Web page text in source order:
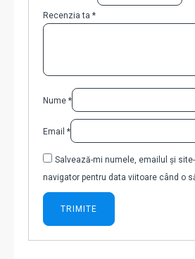
Recenzia ta *
Nume *
Email *
Salvează-mi numele, emailul și
navigator pentru data viitoare când o